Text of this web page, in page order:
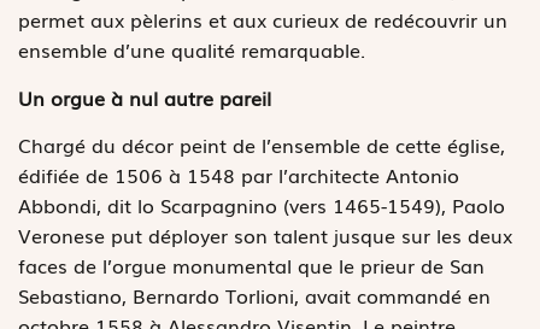
permet aux pèlerins et aux curieux de redécouvrir un
ensemble d’une qualité remarquable.
Un orgue à nul autre pareil
Chargé du décor peint de l’ensemble de cette église,
édifiée de 1506 à 1548 par l’architecte Antonio
Abbondi, dit lo Scarpagnino (vers 1465-1549), Paolo
Veronese put déployer son talent jusque sur les deux
faces de l’orgue monumental que le prieur de San
Sebastiano, Bernardo Torlioni, avait commandé en